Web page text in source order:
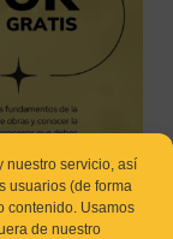
nuestro servicio, así
usuarios (de forma
contenido. Usamos
de nuestro